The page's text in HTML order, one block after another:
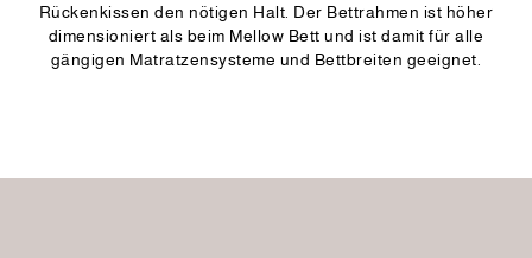
Rückenkissen den nötigen Halt. Der Bettrahmen ist höher
dimensioniert als beim Mellow Bett und ist damit für alle
gängigen Matratzensysteme und Bettbreiten geeignet.